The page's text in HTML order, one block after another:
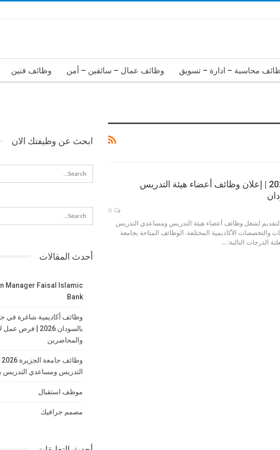
محاسبة – ادارة – تسويق وظائف عمال – سائقين – أمن وظائف فنين
وظائف جامعة الجزيرة 2026 | إعلان وظائف أعضاء هيئة التدريس
لشغل وظائف أعضاء هيئة التدريس ومساعدي التدريس
الوظائف المتاحة بجامعة
الدرجات التالية: …
ابحث عن وظيفتك الان
أحدث المقالات
Manager Faisal Islamic
Bank
وظائف أكاديمية شاغرة في
بالسودان 2026 |
والمحاضرين
التدريس ومساعدي التدريس
موظف استقبال
مصمم جرافيك